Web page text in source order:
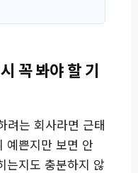
꼭 봐야 할 기
려는 회사라면 근태
예쁜지만 보면 안
는지도 충분하지 않